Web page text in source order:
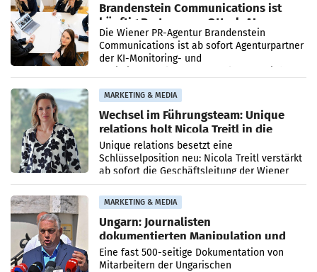
Brandenstein Communications ist
künftig Partner von OtterlyAI
Die Wiener PR-Agentur Brandenstein
Communications ist ab sofort Agenturpartner
der KI-Monitoring- und
MARKETING & MEDIA
Wechsel im Führungsteam: Unique
relations holt Nicola Treitl in die
Geschäftsleitung
Unique relations besetzt eine
Schlüsselposition neu: Nicola Treitl verstärkt
ab sofort die Geschäftsleitung der Wiener
PR-Agentur an der Seite von Josef Kalina und
Anna Kalina-Mahr.
MARKETING & MEDIA
Ungarn: Journalisten
dokumentierten Manipulation und
Zensur
Eine fast 500-seitige Dokumentation von
Mitarbeitern der Ungarischen